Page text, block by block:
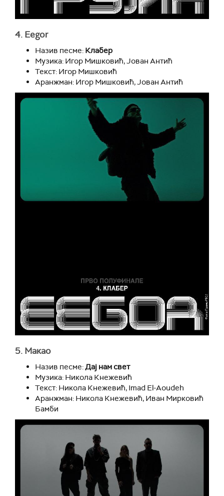
4. Eegor
Назив песме: Клабер
Музика: Игор Мишковић, Јован Антић
Текст: Игор Мишковић
Аранжман: Игор Мишковић, Јован Антић
5. Макао
Назив песме:Дај нам свет
Музика: Никола Кнежевић
Текст: Никола Кнежевић, Imad El-Aoudeh
Аранжман: Никола Кнежевић, Иван Мирковић
Бамби